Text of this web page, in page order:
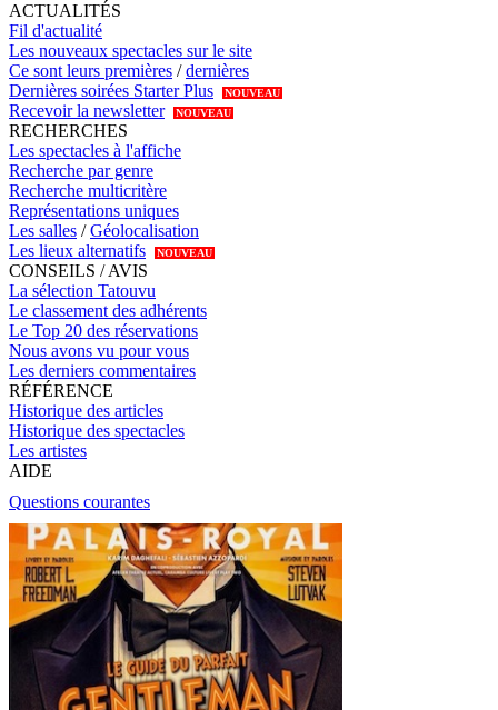
ACTUALITÉS
Fil d'actualité
Les nouveaux spectacles sur le site
Ce sont leurs premières /dernières
Dernières soirées Starter Plus
NOUVEAU
Recevoir la newsletter NOUVEAU
RECHERCHES
Les spectacles à l'affiche
Recherche par genre
Recherche multicritère
Représentations uniques
Les salles /Géolocalisation
Les lieux alternatifs
NOUVEAU
CONSEILS / AVIS
La sélection Tatouvu
Le classement des adhérents
Le Top 20 des réservations
Nous avons vu pour vous
Les derniers commentaires
RÉFÉRENCE
Historique des articles
Historique des spectacles
Les artistes
AIDE
Questions courantes